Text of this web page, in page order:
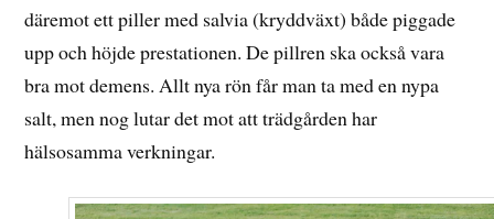
däremot ett piller med salvia (kryddväxt) både piggade
upp och höjde prestationen. De pillren ska också vara
bra mot demens. Allt nya rön får man ta med en nypa
salt, men nog lutar det mot att trädgården har
hälsosamma verkningar.